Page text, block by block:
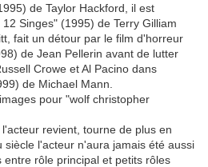
de Taylor Hackford, il est
Singes" (1995) de Terry Gilliam
fait un détour par le film d'horreur
de Jean Pellerin avant de lutter
Crowe et Al Pacino dans
de Michael Mann.
revient, tourne de plus en
siècle l'acteur n'aura jamais été aussi
rôle principal et petits rôles